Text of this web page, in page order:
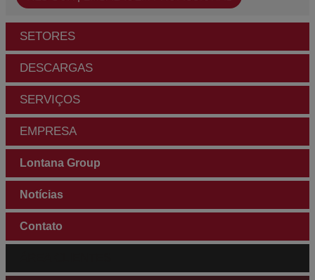
SETORES
DESCARGAS
SERVIÇOS
EMPRESA
Lontana Group
Notícias
Contato